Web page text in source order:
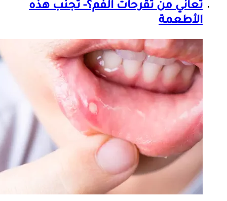
تعاني من تقرحات الفم؟- تجنب هذه
الأطعمة